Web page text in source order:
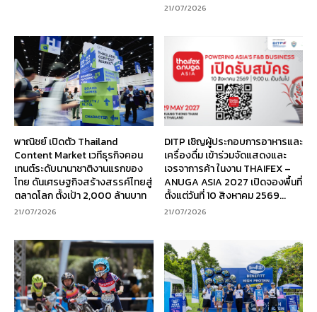
21/07/2026
พาณิชย์ เปิดตัว Thailand
Content Market เวทีธุรกิจคอน
เทนต์ระดับนานาชาติงานแรกของ
ไทย ดันเศรษฐกิจสร้างสรรค์ไทยสู่
ตลาดโลก ตั้งเป้า 2,000 ล้านบาท
21/07/2026
DITP เชิญผู้ประกอบการอาหารและ
เครื่องดื่ม เข้าร่วมจัดแสดงและ
เจรจาการค้า ในงาน THAIFEX –
ANUGA ASIA 2027 เปิดจองพื้นที่
ตั้งแต่วันที่ 10 สิงหาคม 2569...
21/07/2026